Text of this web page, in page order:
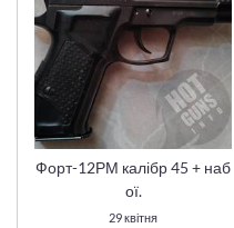
Форт-12РМ калібр 45 + наб
ої.
29 квітня